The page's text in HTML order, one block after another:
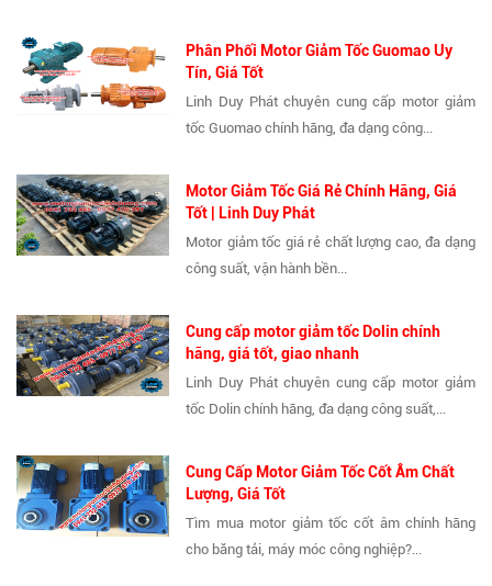
Phân Phối Motor Giảm Tốc Guomao Uy
Tín, Giá Tốt
Linh Duy Phát chuyên cung cấp motor giảm
tốc Guomao chính hãng, đa dạng công...
Motor Giảm Tốc Giá Rẻ Chính Hãng, Giá
Tốt | Linh Duy Phát
Motor giảm tốc giá rẻ chất lượng cao, đa dạng
công suất, vận hành bền...
Cung cấp motor giảm tốc Dolin chính
hãng, giá tốt, giao nhanh
Linh Duy Phát chuyên cung cấp motor giảm
tốc Dolin chính hãng, đa dạng công suất,...
Cung Cấp Motor Giảm Tốc Cốt Âm Chất
Lượng, Giá Tốt
Tìm mua motor giảm tốc cốt âm chính hãng
cho băng tải, máy móc công nghiệp?...